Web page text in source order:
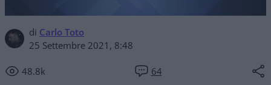
di Carlo Toto
25 Settembre 2021, 8:48
48.8k 64